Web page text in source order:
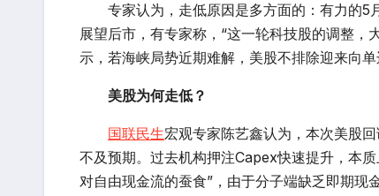
专家认为，走低原因是多方面的：有力的5
展望后市，有专家称，“这一轮科技股的调整
示，若海峡局势近期难解，美股不排除迎来向单
美股为何走低？
国联民生宏观专家陈艺鑫认为，本次美股
不及预期。过去机构押注Capex快速提升，本
对自由现金流的蚕食”，由于分子端缺乏即期现